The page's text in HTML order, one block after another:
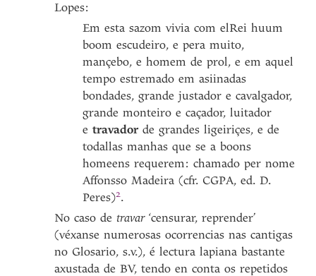
Lopes:
Em esta sazom vivia com elRei huum
boom escudeiro, e pera muito,
mançebo, e homem de prol, e em aquel
tempo estremado em asiinadas
bondades, grande justador e cavalgador,
grande monteiro e caçador, luitador
etravadorde grandes ligeiriçes, e de
todallas manhas que se a boons
homeens requerem: chamado per nome
Affonsso Madeira (cfr. CGPA, ed. D.
Peres)2.
No caso detravar‘censurar, reprender’
(véxanse numerosas ocorrencias nas cantigas
no Glosario, s.v.), é lectura lapiana bastante
axustada de BV, tendo en conta os repetidos